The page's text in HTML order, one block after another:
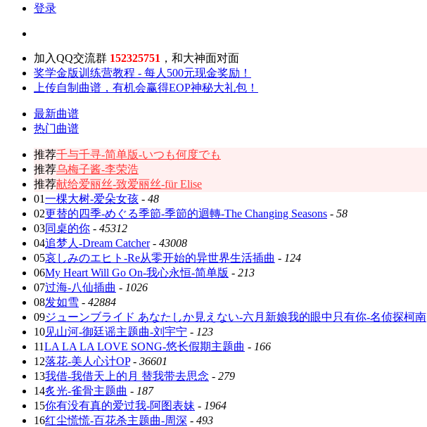
登录
加入QQ交流群 152325751 ，和大神面对面
奖学金版训练营教程 - 每人500元现金奖励！
上传自制曲谱，有机会赢得EOP神秘大礼包！
最新曲谱
热门曲谱
推荐千与千寻-简单版-いつも何度でも
推荐乌梅子酱-李荣浩
推荐献给爱丽丝-致爱丽丝-für Elise
01一棵大树-爱朵女孩 - 48
02更替的四季-めぐる季節-季節的迴轉-The Changing Seasons - 58
03同桌的你 - 45312
04追梦人-Dream Catcher- 43008
05哀しみのエヒト-Re从零开始的异世界生活插曲 - 124
06My Heart Will Go On-我心永恒-简单版 - 213
07过海-八仙插曲 - 1026
08发如雪 - 42884
09ジューンブライド あなたしか見えない-六月新娘我的眼中只有你-名侦探柯南
10见山河-御廷谣主题曲-刘宇宁 - 123
11LA LA LA LOVE SONG-悠长假期主题曲 - 166
12落花-美人心计OP- 36601
13我借-我借天上的月 替我带去思念 - 279
14炙光-雀骨主题曲 - 187
15你有没有真的爱过我-阿图表妹 - 1964
16红尘慌慌-百花杀主题曲-周深 - 493